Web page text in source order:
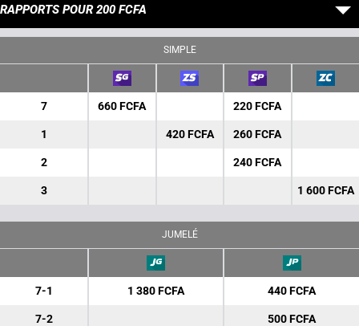
RAPPORTS POUR 200 FCFA
SIMPLE
7 660 FCFA 220 FCFA
1 420 FCFA 260 FCFA
2 240 FCFA
3 1 600 FCFA
JUMELÉ
7-1 1 380 FCFA 440 FCFA
7-2 500 FCFA